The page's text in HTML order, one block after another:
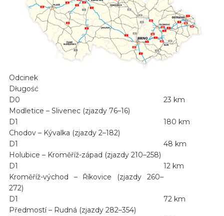
Odcinek
Długość
D0
Modletice – Slivenec (zjazdy 76–16)
23 km
D1
Chodov – Kývalka (zjazdy 2–182)
180 km
D1
Holubice – Kroměříž-západ (zjazdy 210–258)
48 km
D1
Kroměříž-východ – Říkovice (zjazdy 260–
272)
12 km
D1
Předmostí – Rudná (zjazdy 282–354)
72 km